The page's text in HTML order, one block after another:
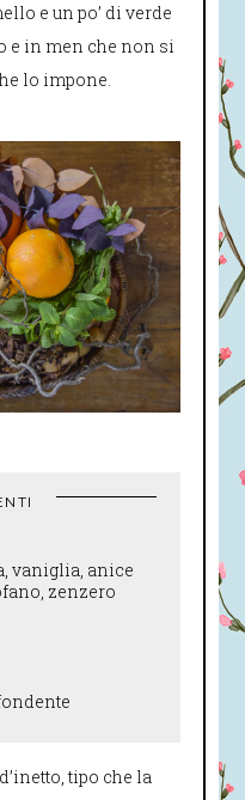
e un po’ di verde
e in men che non si
lo impone.
vaniglia, anice
zenzero
tipo che la